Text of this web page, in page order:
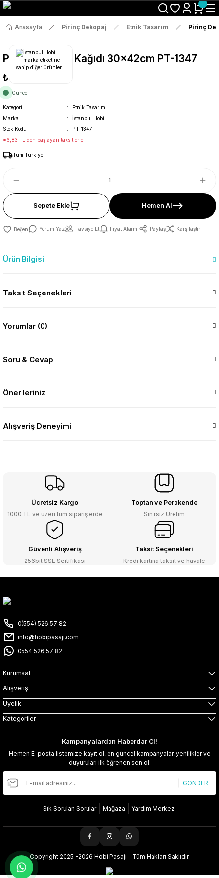
Size Özel "HG10" Koduyla Sepette Hemen %10 İndirimi Kaçırma
Anasayfa Pirinç Dekopaj Etnik Tasarım Pirinç
Pirinç Dekopaj Kağıdı 30x42cm PT-1347
₺36
Güncel
Kategori
Etnik Tasarım
Marka
İstanbul Hobi
Stok Kodu
PT-1347
*6,83 TL den başlayan taksitlerle!
Tüm Türkiye
Sepete Ekle Hemen Al
Yorum Yaz Tavsiye Et Fiyat Alarmı Paylaş Karşılaştır
Ürün Bilgisi
Taksit Seçenekleri
Yorumlar (0)
Soru & Cevap
Önerileriniz
Alışveriş Deneyimi
Ücretsiz Kargo
1000 TL ve üzeri tüm siparişlerde
Toptan ve Perakende
Sınırsız Üretim
Güvenli Alışveriş
256bit SSL Sertifikası
Taksit Seçenekleri
Kredi kartına taksit ve havale
0(554) 526 57 82
info@hobipasaji.com
0554 526 57 82
Kurumsal
Alışveriş
Üyelik
Kategoriler
Kampanyalardan Haberdar Ol!
Hemen E-posta listemize kayıt ol, en güncel kampanyalar, yenilikler ve
duyuruları ilk öğrenen sen ol.
GÖNDER
Sık Sorulan Sorular Mağaza Yardım Merkezi
Copyright 2025 -2026 Hobi Pasajı - Tüm Hakları Saklıdır.